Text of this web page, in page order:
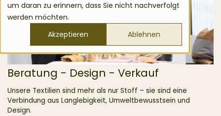
um daran zu erinnern, dass Sie nicht nachverfolgt
werden möchten.
Akzeptieren
Ablehnen
Beratung - Design - Verkauf
Unsere Textilien sind mehr als nur Stoff – sie sind eine
Verbindung aus Langlebigkeit, Umweltbewusstsein und
Design.